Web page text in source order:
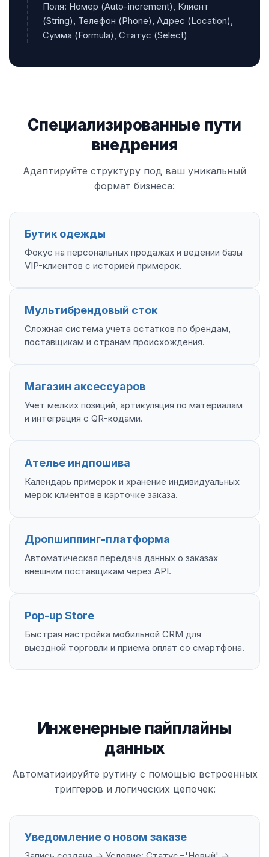
Поля: Номер (Auto-increment), Клиент
(String), Телефон (Phone), Адрес (Location),
Сумма (Formula), Статус (Select)
Специализированные пути
внедрения
Адаптируйте структуру под ваш уникальный
формат бизнеса:
Бутик одежды
Фокус на персональных продажах и ведении базы
VIP-клиентов с историей примерок.
Мультибрендовый сток
Сложная система учета остатков по брендам,
поставщикам и странам происхождения.
Магазин аксессуаров
Учет мелких позиций, артикуляция по материалам
и интеграция с QR-кодами.
Ателье индпошива
Календарь примерок и хранение индивидуальных
мерок клиентов в карточке заказа.
Дропшиппинг-платформа
Автоматическая передача данных о заказах
внешним поставщикам через API.
Pop-up Store
Быстрая настройка мобильной CRM для
выездной торговли и приема оплат со смартфона.
Инженерные пайплайны
данных
Автоматизируйте рутину с помощью встроенных
триггеров и логических цепочек:
Уведомление о новом заказе